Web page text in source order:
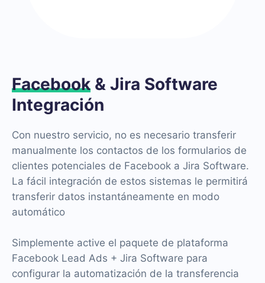
Facebook & Jira Software
Integración
Con nuestro servicio, no es necesario transferir
manualmente los contactos de los formularios de
clientes potenciales de Facebook a Jira Software.
La fácil integración de estos sistemas le permitirá
transferir datos instantáneamente en modo
automático
Simplemente active el paquete de plataforma
Facebook Lead Ads + Jira Software para
configurar la automatización de la transferencia